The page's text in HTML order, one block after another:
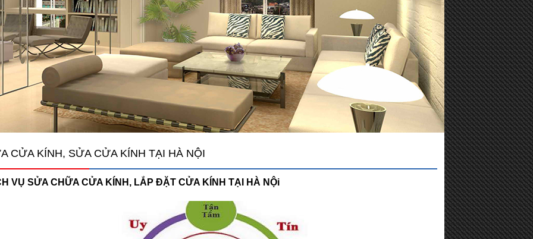
CỬA KÍNH, SỬA CỬA KÍNH TẠI HÀ NỘI
VỤ SỬA CHỮA CỬA KÍNH, LẮP ĐẶT CỬA KÍNH TẠI HÀ NỘi